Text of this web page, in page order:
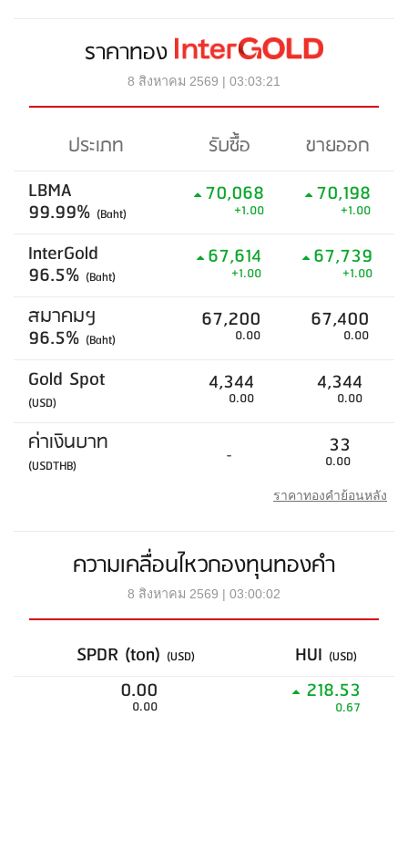
ราคาทอง
8 สิงหาคม 2569 | 03:03:21
ประเภท รับซื้อ
ขายออก
LBMA
99.99% (Baht)
70,068
+1.00
70,198
+1.00
InterGold
96.5% (Baht)
67,614
+1.00
67,739
+1.00
สมาคมฯ
96.5% (Baht)
67,200
0.00
67,400
0.00
Gold Spot
(USD)
4,344
0.00
4,344
0.00
ค่าเงินบาท
(USDTHB) - 33
0.00
ราคาทองคำย้อนหลัง
ความเคลื่อนไหวกองทุนทองคำ
8 สิงหาคม 2569 | 03:00:02
SPDR (ton) (USD) HUI (USD)
0.00
0.00
218.53
0.67